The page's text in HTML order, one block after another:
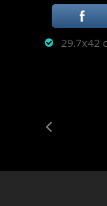
29.7x42